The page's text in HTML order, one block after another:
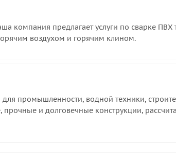
компания предлагает услуги по сварке ПВХ
воздухом и горячим клином.
промышленности, водной техники,
прочные и долговечные конструкции,